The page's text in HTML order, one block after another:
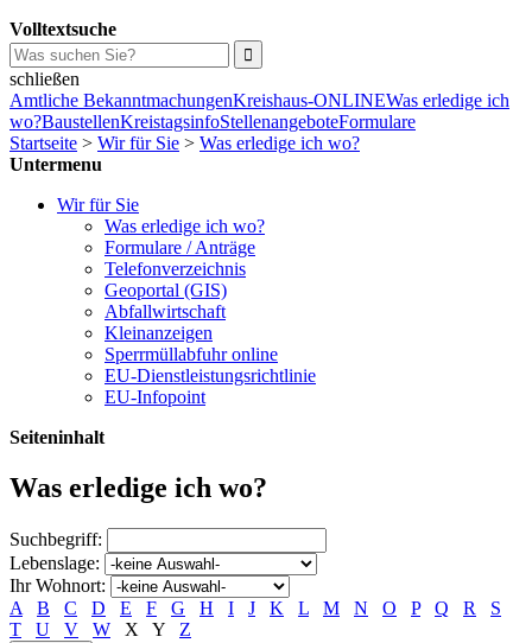
Volltextsuche
schließen
Amtliche BekanntmachungenKreishaus-ONLINEWas erledige ich
wo?BaustellenKreistagsinfoStellenangeboteFormulare
Startseite > Wir für Sie > Was erledige ich wo?
Untermenu
Wir für Sie
Was erledige ich wo?
Formulare / Anträge
Telefonverzeichnis
Geoportal (GIS)
Abfallwirtschaft
Kleinanzeigen
Sperrmüllabfuhr online
EU-Dienstleistungsrichtlinie
EU-Infopoint
Seiteninhalt
Was erledige ich wo?
Suchbegriff:
Lebenslage:
Ihr Wohnort:
A
B C D E F G H I J K L M N O P Q R
S
T
U V W X Y Z